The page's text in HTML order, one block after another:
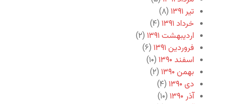
تیر ۱۳۹۱
(۸)
خرداد ۱۳۹۱
(۴)
اردیبهشت ۱۳۹۱
(۲)
فروردین ۱۳۹۱
(۶)
اسفند ۱۳۹۰
(۱۰)
بهمن ۱۳۹۰
(۲)
دی ۱۳۹۰
(۴)
آذر ۱۳۹۰
(۱۰)